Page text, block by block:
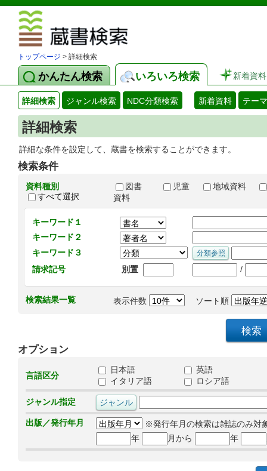
トップページ > 詳細検索
かんたん検索 いろいろ検索 新着資料
詳細検索 ジャンル検索 NDC分類検索 新着資料 テー
詳細検索
詳細な条件を設定して、蔵書を検索することができます。
検索条件
資料種別
すべて選択
図書 児童
地域資料
資料
キーワード１
キーワード２
キーワード３
請求記号
別置 /
検索結果一覧 表示件数 ソート順
オプション
言語区分
日本語
英語
イタリア語
ロシア語
ジャンル指定
出版／発行年月
※発行年月の検索は雑誌のみ対
年
月から 年